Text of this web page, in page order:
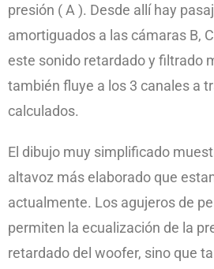
presión ( A ). Desde allí hay
amortiguados a las cámaras B,
este sonido retardado y filtrado
también fluye a los 3 canales a
calculados.
El dibujo muy simplificado
altavoz más elaborado que
actualmente. Los agujeros de
permiten la ecualización de la
retardado del woofer, sino que